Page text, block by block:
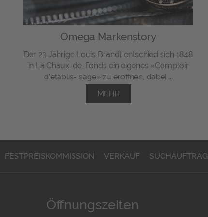
Omega Markenstory
Der 23 Jährige Louis Brandt entschied sich 1848
in La Chaux-de-Fonds ein eigenes «Comptoir
d'etablis- sage» zu eröffnen, dabei ...
MEHR
FESTPREISKOMMISSION VERKAUF SUCHAUFTRAG
Öffnungszeiten